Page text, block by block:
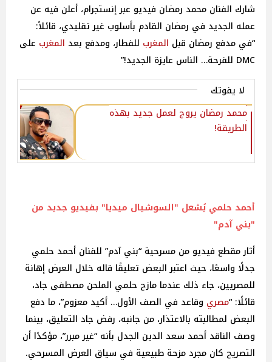
شارك الفنان محمد رمضان فيديو عبر إنستجرام، أعلن فيه عن
عمله الجديد في رمضان القادم بأسلوب غير تقليدي، قائلاً:
“في مدفع رمضان قبل المغرب للفطار، ومدفع بعد المغرب على
DMC للفرحة… الناس عايزة الجديد!”
لا يفوتك
محمد رمضان يروج لعمل جديد بهذه
الطريقة!
أحمد حلمي يُشعل "السوشيال ميديا" بفيديو جديد من
"بني آدم"
أثار مقطع فيديو من مسرحية “بني آدم” للفنان أحمد حلمي
جدلًا واسعًا، حيث اعتبر البعض تعليقًا قاله خلال العرض إهانة
للمصريين، جاء ذلك عندما مازح حلمي الملحن مصطفى جاد،
قائلًا: “مصري وقاعد في الصف الأول… أكيد معزوم”، ما دفع
البعض لمطالبته بالاعتذار، من جانبه، رفض جاد التعليق، بينما
وصف الناقد أحمد سعد الدين الجدل بأنه “غير مبرر”، مؤكدًا أن
التصريح كان مجرد مزحة طبيعية في سياق العرض المسرحي.